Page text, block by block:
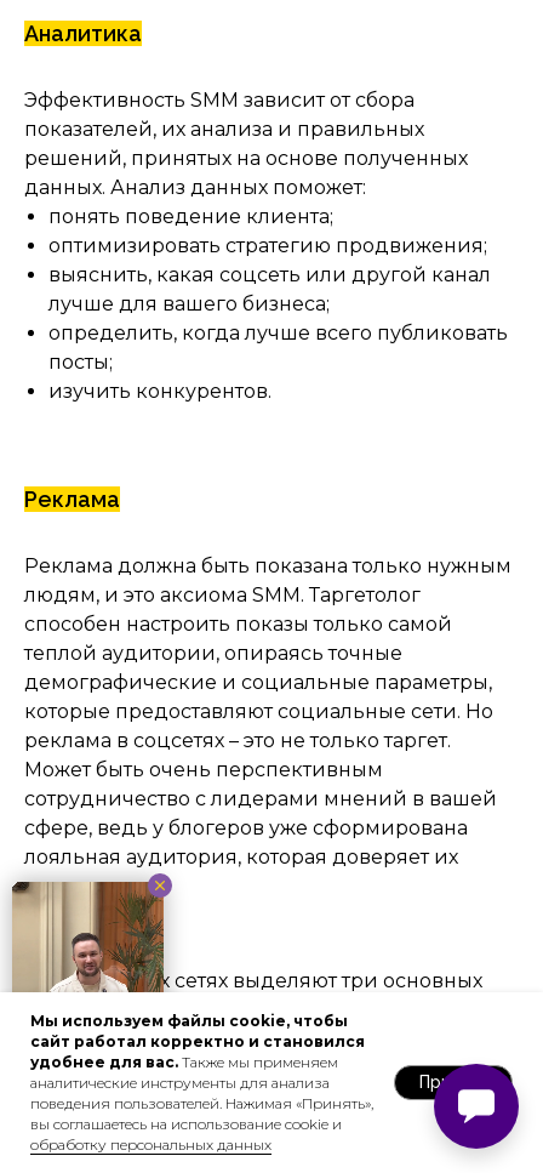
Аналитика
Эффективность SMM зависит от сбора
показателей, их анализа и правильных
решений, принятых на основе полученных
данных. Анализ данных поможет:
понять поведение клиента;
оптимизировать стратегию продвижения;
выяснить, какая соцсеть или другой канал
лучше для вашего бизнеса;
определить, когда лучше всего публиковать
посты;
изучить конкурентов.
Реклама
Реклама должна быть показана только нужным
людям, и это аксиома SMM. Таргетолог
способен настроить показы только самой
теплой аудитории, опираясь точные
демографические и социальные параметры,
которые предоставляют социальные сети. Но
реклама в соцсетях – это не только таргет.
Может быть очень перспективным
сотрудничество с лидерами мнений в вашей
сфере, ведь у блогеров уже сформирована
лояльная аудитория, которая доверяет их
словам.
В социальных сетях выделяют три основных
типа рекламы:
Органическая
Это контент, который расширяет охват
аудитории естественным образом, через
создание контента, видео и
сориентироваться и выбрать
то, что нужно
Посмотреть тарифы
Мы используем файлы cookie, чтобы
сайт работал корректно и становился
удобнее для вас. Также мы применяем
аналитические инструменты для анализа
поведения пользователей. Нажимая «Принять»,
вы соглашаетесь на использование cookie и
обработку персональных данных
Принять